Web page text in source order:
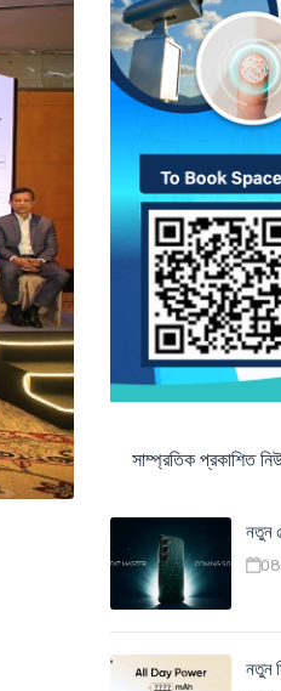
সাম্প্রতিক প্রকাশিত
নতুন
নতুন